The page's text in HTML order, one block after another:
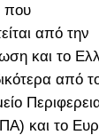
που
από την
και το
από
και το